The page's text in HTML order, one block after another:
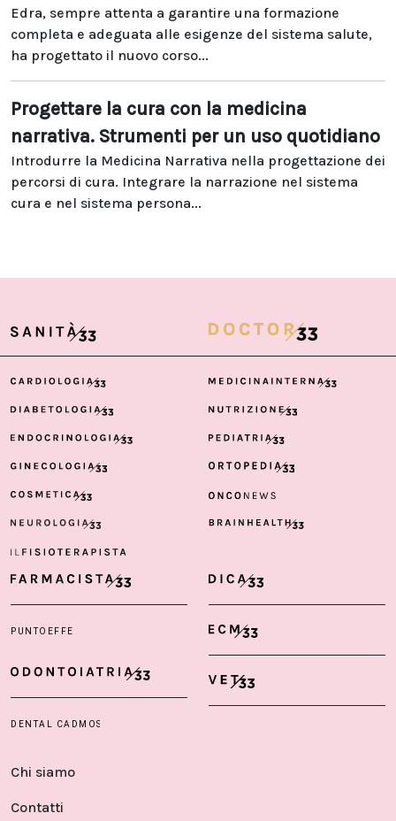
Edra, sempre attenta a garantire una formazione
completa e adeguata alle esigenze del sistema salute,
ha progettato il nuovo corso...
Progettare la cura con la medicina
narrativa. Strumenti per un uso quotidiano
Introdurre la Medicina Narrativa nella progettazione dei
percorsi di cura. Integrare la narrazione nel sistema
cura e nel sistema persona...
Chi siamo
Contatti